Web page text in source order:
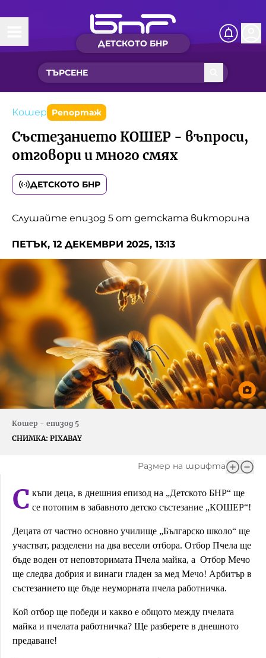
ДЕТСКОТО БНР
Начало
Какво ново?
Рубрики с вълшебства
Детско радио
Чуйте
Новините на детски език
Приказки
Песнички
Искри
Интересен архив
Нашите гости
Фантазирай
Приказки
История на изкуството
Музикална кутийка
От соул до рокендрол
Междучасие
Яйцето на света
Непознатите думи
Като Айнщайн
Домашен любимец
Питаме Ви
Игри
Кои сме ние?
За вас, родители
БНР
БНР Новини
Архивен фонд на БНР
Кошер Репортаж
Състезанието КОШЕР - въпроси,
отговори и много смях
ДЕТСКОТО БНР
Слушайте епизод 5 от детската викторина
ПЕТЪК, 12 ДЕКЕМВРИ 2025, 13:13
Кошер - епизод 5
СНИМКА: PIXABAY
Размер на шрифта
С къпи деца, в днешния епизод на „Детското БНР“ ще
се потопим в забавното детско състезание „КОШЕР“!
Децата от частно основно училище „Българско школо“ ще
участват, разделени на два весели отбора. Отбор Пчела ще
бъде воден от неповторимата Пчела майка, а Отбор Мечо
ще следва добрия и винаги гладен за мед Мечо! Арбитър в
състезанието ще бъде неуморната пчела работничка.
Кой отбор ще победи и какво е общото между пчелата
майка и пчелата работничка? Ще разберете в днешното
предаване!